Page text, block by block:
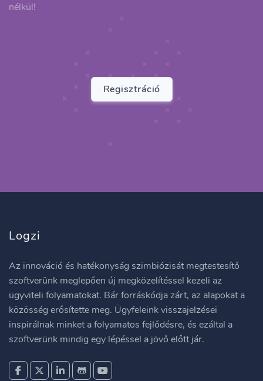
nélkül!
Regisztráció
Logzi
Az innováció és hatékonyság szimbiózisát megtestesítő
szoftverünk meglepően új megközelítéssel kezeli az
ügyviteli folyamatokat. Bár forráskódja zárt, az alapokat a
közösség erősítette meg. Ügyfeleink visszajelzései
inspirálnak minket a folyamatos fejlődésre, és ezáltal a
szoftverünk mindig egy lépéssel a jövő előtt jár.